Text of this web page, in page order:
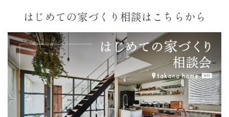
はじめての家づくり相談はこちらから